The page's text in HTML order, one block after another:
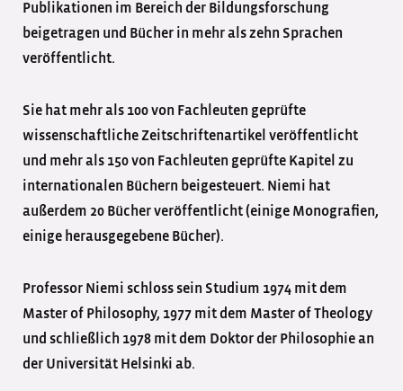
Publikationen im Bereich der Bildungsforschung
beigetragen und Bücher in mehr als zehn Sprachen
veröffentlicht.
Sie hat mehr als 100 von Fachleuten geprüfte
wissenschaftliche Zeitschriftenartikel veröffentlicht
und mehr als 150 von Fachleuten geprüfte Kapitel zu
internationalen Büchern beigesteuert. Niemi hat
außerdem 20 Bücher veröffentlicht (einige Monografien,
einige herausgegebene Bücher).
Professor Niemi schloss sein Studium 1974 mit dem
Master of Philosophy, 1977 mit dem Master of Theology
und schließlich 1978 mit dem Doktor der Philosophie an
der Universität Helsinki ab.